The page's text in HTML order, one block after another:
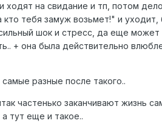
ходят на свидание и тп, потом
кто тебя замуж возьмет!" и уходит,
шок и стресс, да еще может
+ она была действительно
разные после такого..
частенько заканчивают жизнь
тут еще и такое..